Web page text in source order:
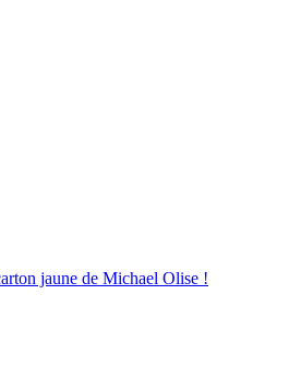
jaune de Michael Olise !